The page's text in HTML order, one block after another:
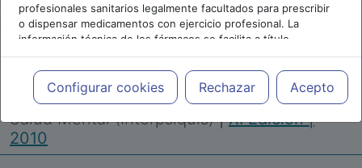
profesionales sanitarios legalmente facultados para prescribir
o dispensar medicamentos con ejercicio profesional. La
información técnica de los fármacos se facilita a título
meramente informativo, siendo responsabilidad de los
profesionales facultados prescribir medicamentos y decidir, en
cada caso concreto, el tratamiento más adecuado a las
necesidades del paciente.
Configurar cookies Rechazar Acepto
Repositorio de Artículos |Congreso Virtual
Internacional de Psiquiatría, Psicología y
Salud Mental (Interpsiquis)|XI Edición |
2010